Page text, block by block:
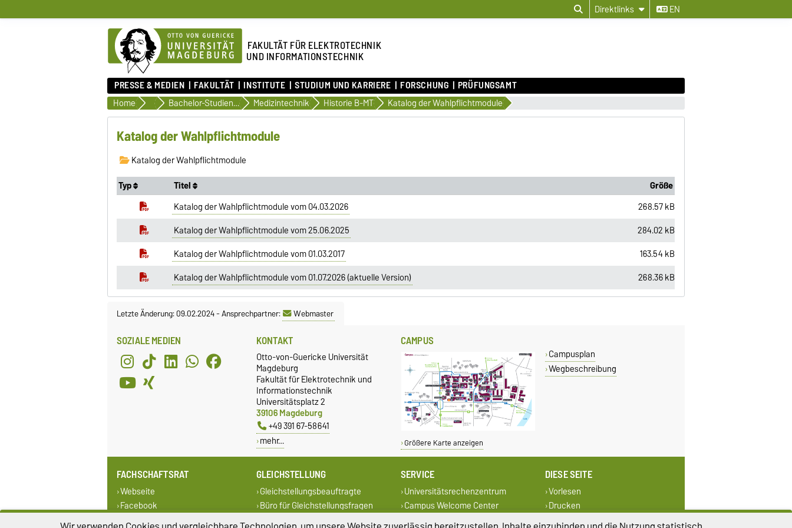
Direktlinks EN
FAKULTÄT FÜR ELEKTROTECHNIK
UND INFORMATIONSTECHNIK
PRESSE & MEDIEN FAKULTÄT INSTITUTE STUDIUM UND KARRIERE FORSCHUNG PRÜFUNGSAMT
Home Studiendokumente Bachelor-Studiengänge Medizintechnik Historie B-MT Katalog der Wahlpflichtmodule
Katalog der Wahlpflichtmodule
Katalog der Wahlpflichtmodule
Typ
Titel
Größe
Katalog der Wahlpflichtmodule vom 04.03.2026
268.57 kB
Katalog der Wahlpflichtmodule vom 25.06.2025
284.02 kB
Katalog der Wahlpflichtmodule vom 01.03.2017
163.54 kB
Katalog der Wahlpflichtmodule vom 01.07.2026 (aktuelle Version)
268.36 kB
Letzte Änderung: 09.02.2024-Ansprechpartner: Webmaster
SOZIALE MEDIEN KONTAKT
Otto-von-Guericke Universität
Magdeburg
Fakultät für Elektrotechnik und
Informationstechnik
Universitätsplatz 2
39106 Magdeburg
+49 391 67-58641
mehr…
CAMPUS
Größere Karte anzeigen
Campusplan
Wegbeschreibung
FACHSCHAFTSRAT
Webseite
Facebook
GLEICHSTELLUNG
Gleichstellungsbeauftragte
Büro für Gleichstellungsfragen
SERVICE
Universitätsrechenzentrum
Campus Welcome Center
DIESE SEITE
Vorlesen
Drucken
Permalink